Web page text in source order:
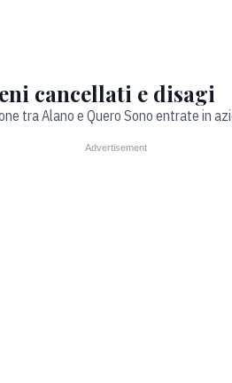
cancellati e disagi
tra Alano e Quero Sono entrate in